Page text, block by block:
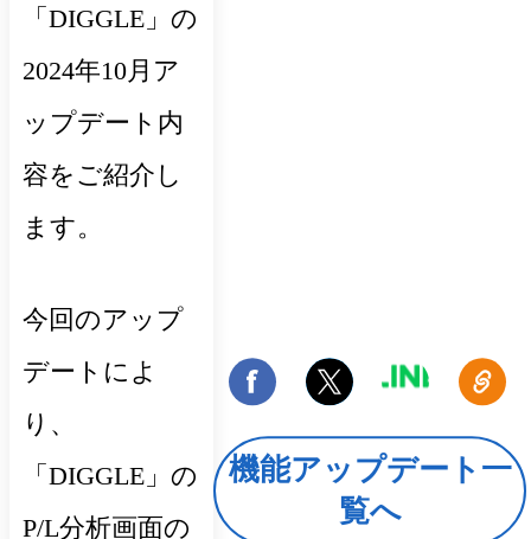
「DIGGLE」の
2024年10月ア
ップデート内
容をご紹介し
ます。
今回のアップ
デートによ
り、
「DIGGLE」の
P/L分析画面の
機能アップデート一
覧へ